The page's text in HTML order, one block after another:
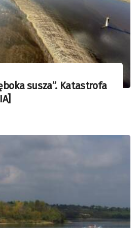
susza”. Katastrofa